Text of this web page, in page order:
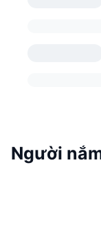
Người